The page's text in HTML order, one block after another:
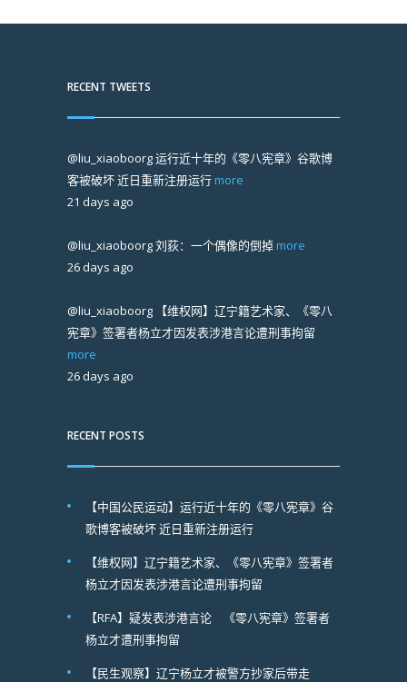
RECENT TWEETS
@liu_xiaoboorg运行近十年的《零八宪章》谷歌博
客被破坏 近日重新注册运行 more
21 days ago
@liu_xiaoboorg刘荻：一个偶像的倒掉 more
26 days ago
@liu_xiaoboorg 【维权网】辽宁籍艺术家、《零八
宪章》签署者杨立才因发表涉港言论遭刑事拘留
more
26 days ago
RECENT POSTS
【中国公民运动】运行近十年的《零八宪章》谷
歌博客被破坏 近日重新注册运行
【维权网】辽宁籍艺术家、《零八宪章》签署者
杨立才因发表涉港言论遭刑事拘留
【RFA】疑发表涉港言论 《零八宪章》签署者
杨立才遭刑事拘留
【民生观察】辽宁杨立才被警方抄家后带走